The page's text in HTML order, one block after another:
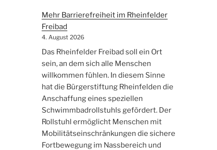
Mehr Barrierefreiheit im Rheinfelder
Freibad
4. August 2026
Das Rheinfelder Freibad soll ein Ort
sein, an dem sich alle Menschen
willkommen fühlen. In diesem Sinne
hat die Bürgerstiftung Rheinfelden die
Anschaffung eines speziellen
Schwimmbadrollstuhls gefördert. Der
Rollstuhl ermöglicht Menschen mit
Mobilitätseinschränkungen die sichere
Fortbewegung im Nassbereich und